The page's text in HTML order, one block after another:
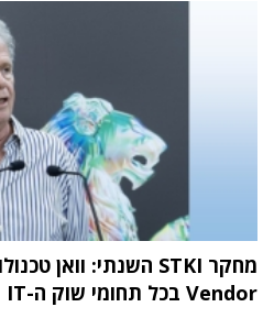
Vendor בכל תחומי שוק ה-IT